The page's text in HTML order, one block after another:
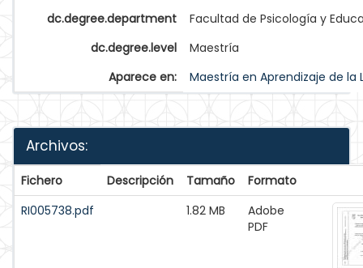
dc.degree.department
Facultad de Psicología y
dc.degree.level
Maestría
Aparece en:
Maestría en Aprendizaje de
Archivos:
Fichero Descripción Tamaño
Formato
RI005738.pdf
1.82 MB
Adobe
PDF